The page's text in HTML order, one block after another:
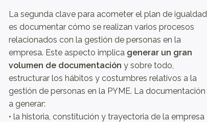
La segunda clave para acometer el plan de igualdad
es documentar cómo se realizan varios procesos
relacionados con la gestión de personas en la
empresa. Este aspecto implica generar un gran
volumen de documentación y sobre todo,
estructurar los hábitos y costumbres relativos a la
gestión de personas en la PYME. La documentación
a generar:
• la historia, constitución y trayectoria de la empresa